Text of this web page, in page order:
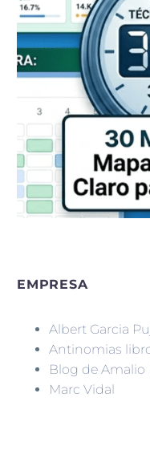
EMPRESA
Albert Garcia
Antinomias
Blog de Amalio
Marc Vidal